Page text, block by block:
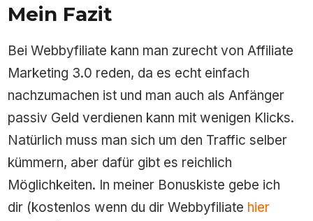
Mein Fazit
Bei Webbyfiliate kann man zurecht von Affiliate
Marketing 3.0 reden, da es echt einfach
nachzumachen ist und man auch als Anfänger
passiv Geld verdienen kann mit wenigen Klicks.
Natürlich muss man sich um den Traffic selber
kümmern, aber dafür gibt es reichlich
Möglichkeiten. In meiner Bonuskiste gebe ich
dir (kostenlos wenn du dir Webbyfiliate hier